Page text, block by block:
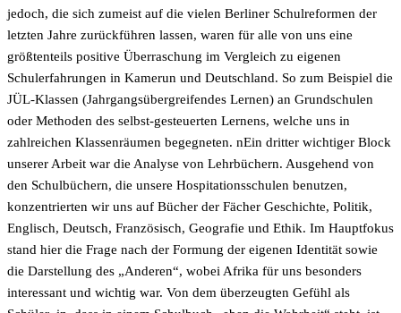
jedoch, die sich zumeist auf die vielen Berliner Schulreformen der
letzten Jahre zurückführen lassen, waren für alle von uns eine
größtenteils positive Überraschung im Vergleich zu eigenen
Schulerfahrungen in Kamerun und Deutschland. So zum Beispiel die
JÜL-Klassen (Jahrgangsübergreifendes Lernen) an Grundschulen
oder Methoden des selbst-gesteuerten Lernens, welche uns in
zahlreichen Klassenräumen begegneten. nEin dritter wichtiger Block
unserer Arbeit war die Analyse von Lehrbüchern. Ausgehend von
den Schulbüchern, die unsere Hospitationsschulen benutzen,
konzentrierten wir uns auf Bücher der Fächer Geschichte, Politik,
Englisch, Deutsch, Französisch, Geografie und Ethik. Im Hauptfokus
stand hier die Frage nach der Formung der eigenen Identität sowie
die Darstellung des „Anderen“, wobei Afrika für uns besonders
interessant und wichtig war. Von dem überzeugten Gefühl als